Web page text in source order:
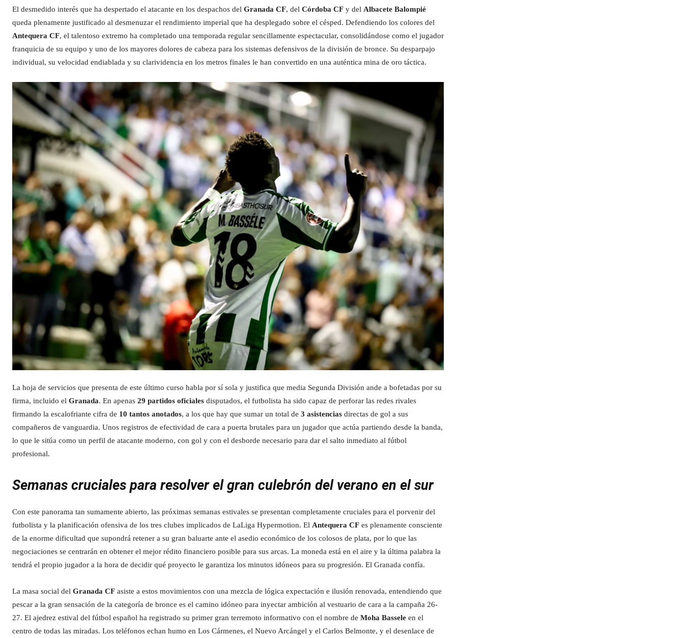
El desmedido interés que ha despertado el atacante en los despachos del Granada CF, del Córdoba CF y del Albacete Balompié
queda plenamente justificado al desmenuzar el rendimiento imperial que ha desplegado sobre el césped. Defendiendo los colores del
Antequera CF, el talentoso extremo ha completado una temporada regular sencillamente espectacular, consolidándose como el jugador
franquicia de su equipo y uno de los mayores dolores de cabeza para los sistemas defensivos de la división de bronce. Su desparpajo
individual, su velocidad endiablada y su clarividencia en los metros finales le han convertido en una auténtica mina de oro táctica.
La hoja de servicios que presenta de este último curso habla por sí sola y justifica que media Segunda División ande a bofetadas por su
firma, incluido el Granada. En apenas 29 partidos oficiales disputados, el futbolista ha sido capaz de perforar las redes rivales
firmando la escalofriante cifra de 10 tantos anotados, a los que hay que sumar un total de 3 asistencias directas de gol a sus
compañeros de vanguardia. Unos registros de efectividad de cara a puerta brutales para un jugador que actúa partiendo desde la banda,
lo que le sitúa como un perfil de atacante moderno, con gol y con el desborde necesario para dar el salto inmediato al fútbol
profesional.
Semanas cruciales para resolver el gran culebrón del verano en el sur
Con este panorama tan sumamente abierto, las próximas semanas estivales se presentan completamente cruciales para el porvenir del
futbolista y la planificación ofensiva de los tres clubes implicados de LaLiga Hypermotion. El Antequera CF es plenamente consciente
de la enorme dificultad que supondrá retener a su gran baluarte ante el asedio económico de los colosos de plata, por lo que las
negociaciones se centrarán en obtener el mejor rédito financiero posible para sus arcas. La moneda está en el aire y la última palabra la
tendrá el propio jugador a la hora de decidir qué proyecto le garantiza los minutos idóneos para su progresión. El Granada confía.
La masa social del Granada CF asiste a estos movimientos con una mezcla de lógica expectación e ilusión renovada, entendiendo que
pescar a la gran sensación de la categoría de bronce es el camino idóneo para inyectar ambición al vestuario de cara a la campaña 26-
27. El ajedrez estival del fútbol español ha registrado su primer gran terremoto informativo con el nombre de Moha Bassele en el
centro de todas las miradas. Los teléfonos echan humo en Los Cármenes, el Nuevo Arcángel y el Carlos Belmonte, y el desenlace de